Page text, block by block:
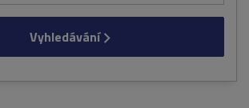
Vyhledávání